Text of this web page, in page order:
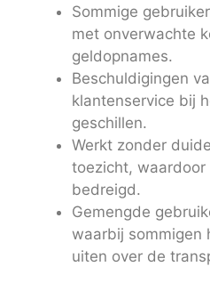
Sommige
met onverwachte
geldopnames.
Beschuldigingen
klantenservice bij
geschillen.
Werkt zonder
toezicht,
bedreigd.
Gemengde
waarbij sommigen
uiten over de